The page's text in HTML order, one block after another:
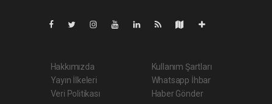
Hakkımızda
Yayın İlkeleri
Veri Politikası
Kullanım Şartları
Whatsapp İhbar
Haber Gönder